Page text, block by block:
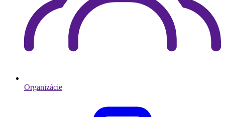
Organizácie